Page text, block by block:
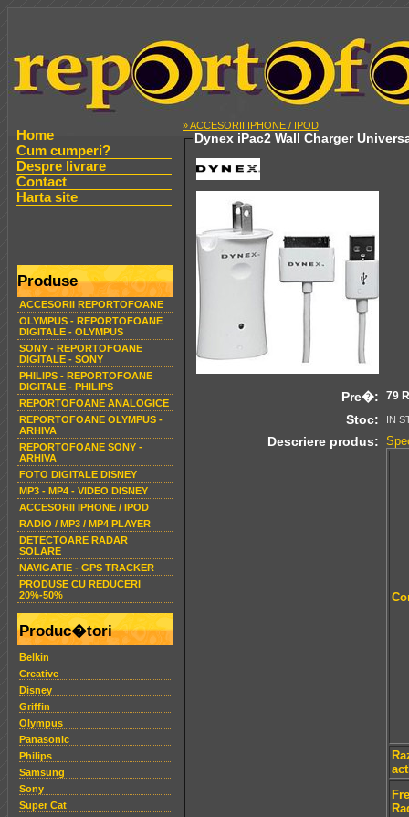
Home
Cum cumperi?
Despre livrare
Contact
Harta site
Produse
ACCESORII REPORTOFOANE
OLYMPUS - REPORTOFOANE
DIGITALE - OLYMPUS
SONY - REPORTOFOANE
DIGITALE - SONY
PHILIPS - REPORTOFOANE
DIGITALE - PHILIPS
REPORTOFOANE ANALOGICE
REPORTOFOANE OLYMPUS -
ARHIVA
REPORTOFOANE SONY -
ARHIVA
FOTO DIGITALE DISNEY
MP3 - MP4 - VIDEO DISNEY
ACCESORII IPHONE / IPOD
RADIO / MP3 / MP4 PLAYER
DETECTOARE RADAR
SOLARE
NAVIGATIE - GPS TRACKER
PRODUSE CU REDUCERI
20%-50%
Produc�tori
Belkin
Creative
Disney
Griffin
Olympus
Panasonic
Philips
Samsung
Sony
Super Cat
» ACCESORII IPHONE / IPOD
Dynex iPac2 Wall Charger
Pre�: 79
Stoc: IN
Descriere produs: